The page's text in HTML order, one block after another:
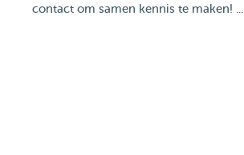
contact om samen kennis te maken! ...